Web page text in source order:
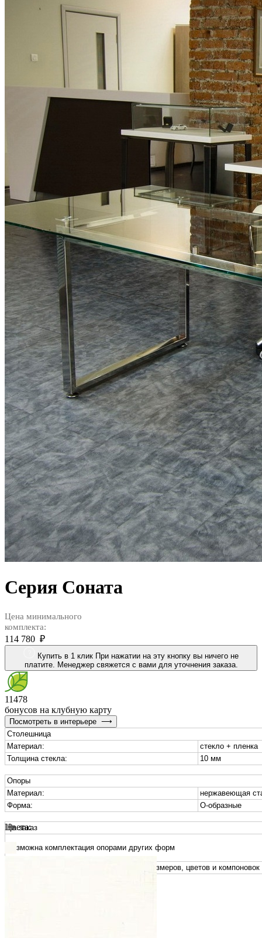
Серия Соната
Цена минимального
комплекта:
114 780 ₽
Купить в 1 клик При нажатии на эту кнопку вы ничего не
платите. Менеджер свяжется с вами для уточнения заказа.
11478
бонусов на клубную карту
Посмотреть в интерьере ⟶
Столешница
Материал:
стекло + пленка
Толщина стекла:
10 мм
Опоры
Материал:
нержавеющая
Форма:
О-образные
На заказ
Возможна комплектация опорами других форм
Возможно изготовление столов любых размеров, цветов и компоновок
Цвета: